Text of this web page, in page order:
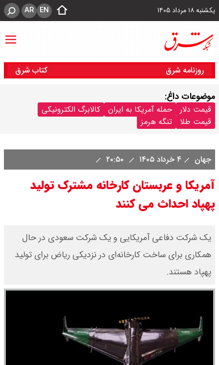
یکشنبه ۱۸ مرداد ۱۴۰۵ EN
AR
روزنامه شرق کتاب شرق
موضوعات داغ:
قیمت دلار حمله آمریکا به ایران
کالابرگ الکترونیکی
قیمت طلا
تنگه هرمز
جهان ۴ خرداد ۱۴۰۵
آمریکا و عربستان کارخانه مشترک تولید
پهپاد احداث می کنند
یک شرکت دفاعی آمریکایی و یک شرکت سعودی در حال
همکاری برای ساخت کارخانه‌ای در نزدیکی ریاض برای تولید
پهپاد هستند.